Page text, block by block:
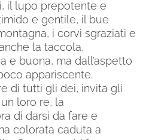
il lupo prepotente e
e gentile, il bue
i corvi sgraziati e
la taccola,
e buona, ma dall’aspetto
appariscente.
di tutti gli dei, invita gli
loro re, la
di darsi da fare e
colorata caduta a